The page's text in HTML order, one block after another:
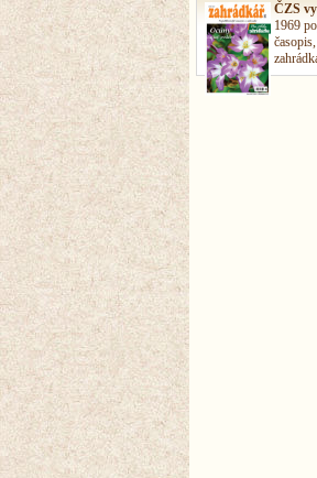
ČZS
1969